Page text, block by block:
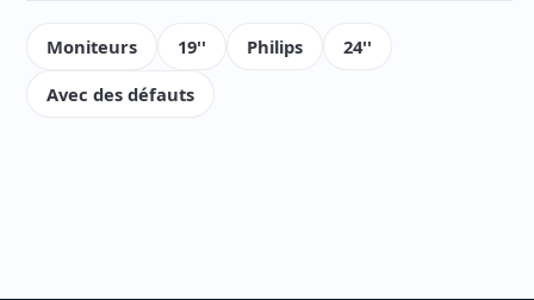
Moniteurs 19'' Philips
24''
Avec des défauts